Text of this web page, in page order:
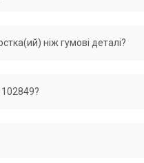
A, 7L0 505 465 C, 7L0 505 465
ніж гумові деталі?